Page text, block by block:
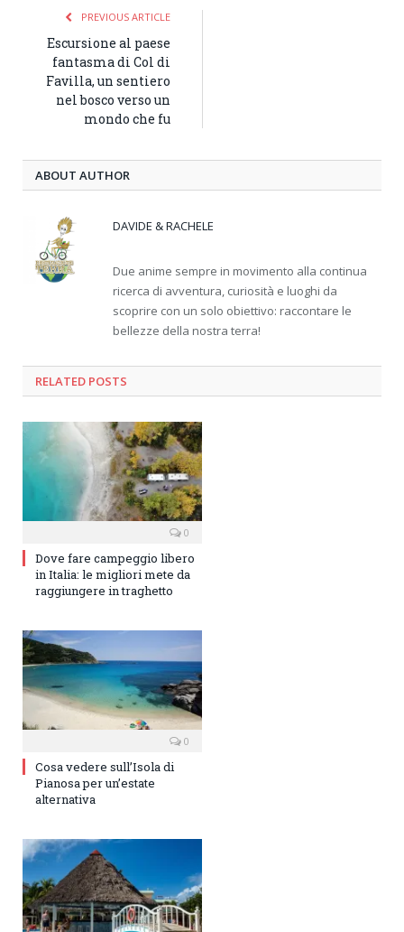
PREVIOUS ARTICLE
Escursione al paese
fantasma di Col di
Favilla, un sentiero
nel bosco verso un
mondo che fu
ABOUT AUTHOR
DAVIDE & RACHELE
Due anime sempre in movimento alla continua
ricerca di avventura, curiosità e luoghi da
scoprire con un solo obiettivo: raccontare le
bellezze della nostra terra!
RELATED POSTS
0
Dove fare campeggio libero
in Italia: le migliori mete da
raggiungere in traghetto
0
Cosa vedere sull’Isola di
Pianosa per un’estate
alternativa